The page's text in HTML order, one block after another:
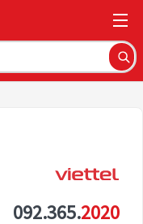
092.365.2020